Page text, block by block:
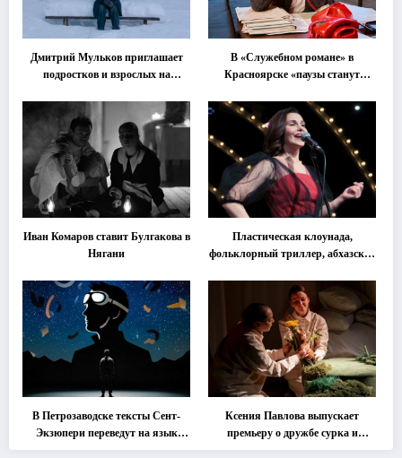
Дмитрий Мульков приглашает
подростков и взрослых на
В «Служебном романе» в
Красноярске «паузы станут
Иван Комаров ставит Булгакова в
Нягани
Пластическая клоунада,
фольклорный триллер, абхазская
втором этапе фестиваля
«Монокль»
В Петрозаводске тексты Сент-
Экзюпери переведут на язык
современной хореографии
Ксения Павлова выпускает
премьеру о дружбе сурка и
одуванчика